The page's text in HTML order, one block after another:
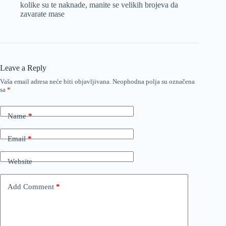
kolike su te naknade, manite se velikih brojeva da
zavarate mase
Leave a Reply
Vaša email adresa neće biti objavljivana. Neophodna polja su označena
sa *
Name*
Email*
Website
Add Comment *